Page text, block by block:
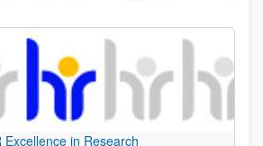
Excellence in Research